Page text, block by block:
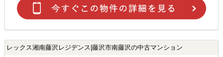
レックス湘南藤沢レジデンス|藤沢市南藤沢の中古マンション